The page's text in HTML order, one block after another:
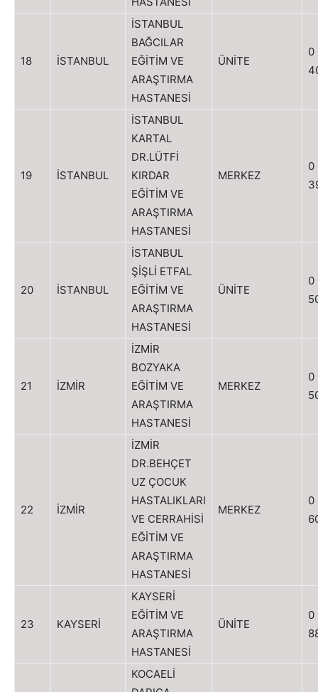
18 İSTANBUL
İSTANBUL
BAĞCILAR
EĞİTİM VE
ARAŞTIRMA
HASTANESİ
ÜNİTE
0
19 İSTANBUL
İSTANBUL
KARTAL
DR.LÜTFİ
KIRDAR
EĞİTİM VE
ARAŞTIRMA
HASTANESİ
MERKEZ
0
20 İSTANBUL
İSTANBUL
ŞİŞLİ ETFAL
EĞİTİM VE
ARAŞTIRMA
HASTANESİ
ÜNİTE
0
21 İZMİR
İZMİR
BOZYAKA
EĞİTİM VE
ARAŞTIRMA
HASTANESİ
MERKEZ
0
22 İZMİR
İZMİR
DR.BEHÇET
UZ ÇOCUK
HASTALIKLARI
VE CERRAHİSİ
EĞİTİM VE
ARAŞTIRMA
HASTANESİ
MERKEZ
0
23 KAYSERİ
KAYSERİ
EĞİTİM VE
ARAŞTIRMA
HASTANESİ
ÜNİTE
0
KOCAELİ